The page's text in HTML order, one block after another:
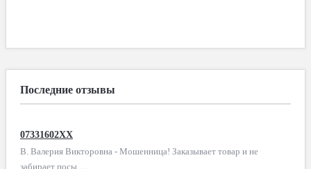
Последние отзывы
07331602XX
В. Валерия Викторовна - Мошенница! Заказывает товар и не
забирает посы …